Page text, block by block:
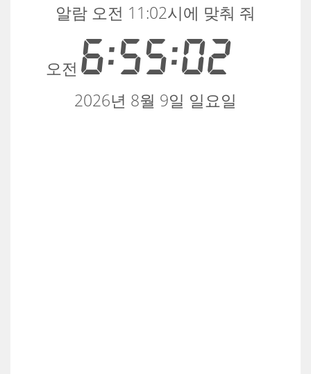
오전 6:55:02
알람 오전 11:02시에 맞춰 줘
2026년 8월 9일 일요일